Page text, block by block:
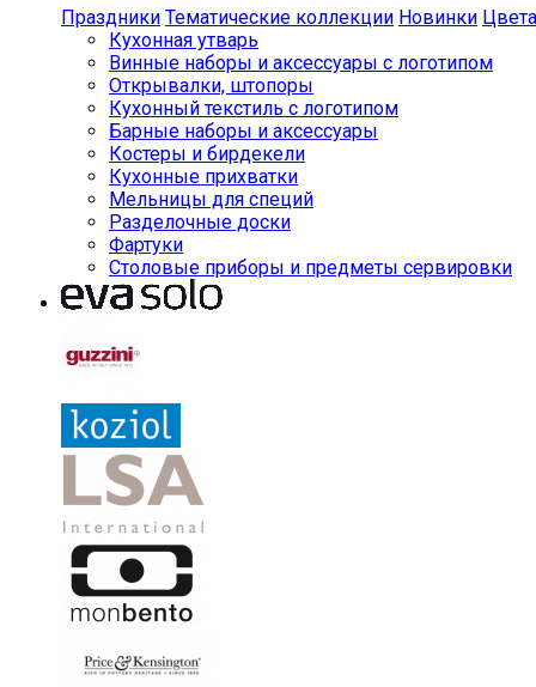
Праздники Тематические коллекции Новинки Цвета
Кухонная утварь
Винные наборы и аксессуары с логотипом
Открывалки, штопоры
Кухонный текстиль с логотипом
Барные наборы и аксессуары
Костеры и бирдекели
Кухонные прихватки
Мельницы для специй
Разделочные доски
Фартуки
Столовые приборы и предметы сервировки